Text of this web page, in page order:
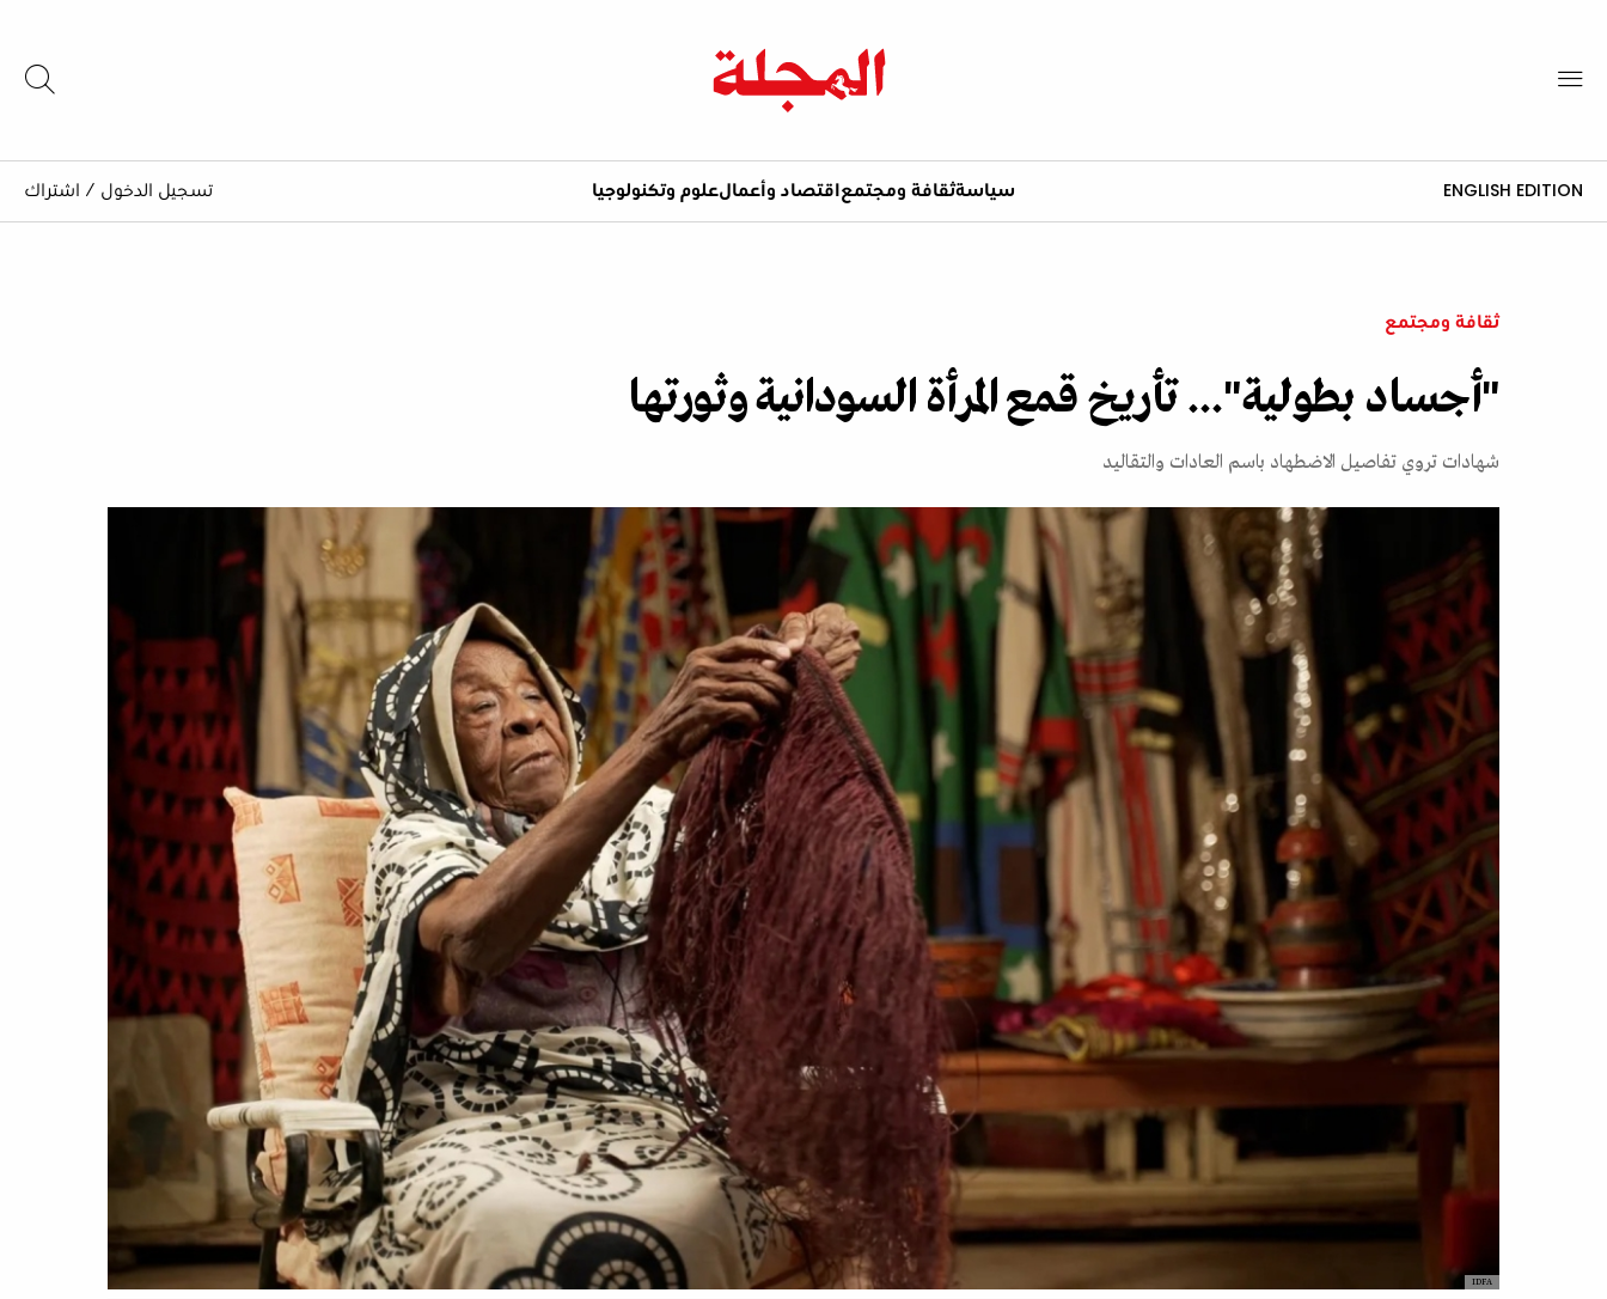
ENGLISH EDITION سياسةثقافة ومجتمع اقتصاد وأعمالعلوم وتكنولوجيا تسجيل الدخول / اشتراك
ثقافة ومجتمع
"أجساد بطولية"... تأريخ قمع المرأة السودانية وثورتها
شهادات تروي تفاصيل الاضطهاد باسم العادات والتقاليد
IDFA